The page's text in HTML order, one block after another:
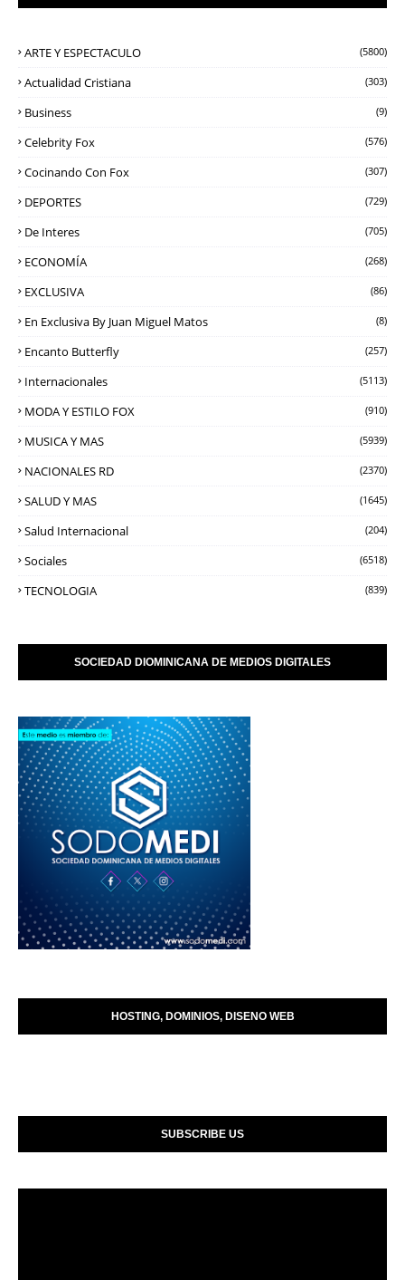
ARTE Y ESPECTACULO (5800)
Actualidad Cristiana (303)
Business (9)
Celebrity Fox (576)
Cocinando Con Fox (307)
DEPORTES (729)
De Interes (705)
ECONOMÍA (268)
EXCLUSIVA (86)
En Exclusiva By Juan Miguel Matos (8)
Encanto Butterfly (257)
Internacionales (5113)
MODA Y ESTILO FOX (910)
MUSICA Y MAS (5939)
NACIONALES RD (2370)
SALUD Y MAS (1645)
Salud Internacional (204)
Sociales (6518)
TECNOLOGIA (839)
SOCIEDAD DIOMINICANA DE MEDIOS DIGITALES
HOSTING, DOMINIOS, DISENO WEB
SUBSCRIBE US